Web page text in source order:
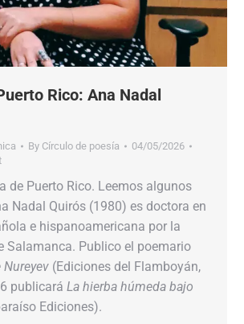
Rico: Ana Nadal
By Círculo de poesía
04/05/2026
de Puerto Rico. Leemos algunos
Nadal Quirós (1980) es doctora en
e hispanoamericana por la
Salamanca. Publico el poemario
Nureyev (Ediciones del Flamboyán,
publicará La hierba húmeda bajo
Ediciones).